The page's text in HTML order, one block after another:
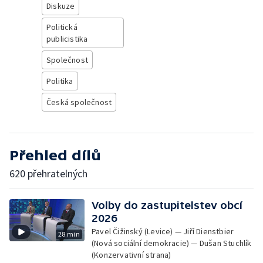
Diskuze
Politická
publicistika
Společnost
Politika
Česká společnost
Přehled dílů
620 přehratelných
28 min
Volby do zastupitelstev obcí
2026
Pavel Čižinský (Levice) — Jiří Dienstbier
(Nová sociální demokracie) — Dušan Stuchlík
(Konzervativní strana)